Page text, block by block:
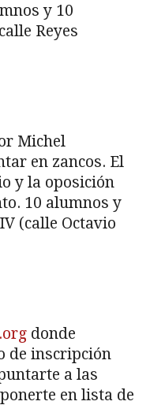
y 10
Reyes
Michel
en zancos. El
y la oposición
10 alumnos y
(calle Octavio
donde
de inscripción
a las
en lista de